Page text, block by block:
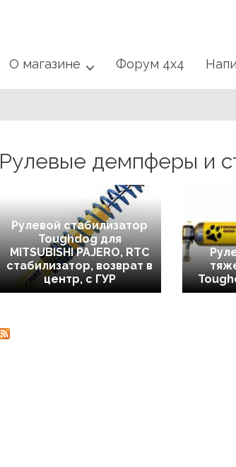
О магазине Форум 4x4
Рулевые демпферы и
Рулевой стабилизатор
Toughdog для
MITSUBISHI PAJERO, RTC
стабилизатор, возврат в
центр, с ГУР